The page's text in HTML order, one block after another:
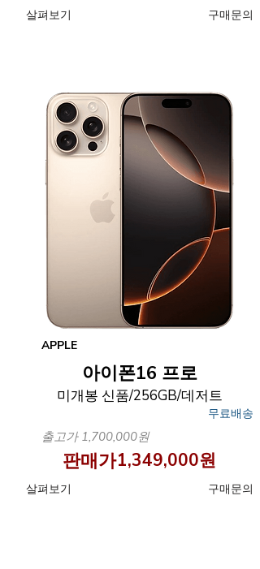
​살펴보기 구매문의
APPLE
아이폰16 프로
미개봉 신품/256GB/데저트
무료배송
출고가 1,700,000원
판매가1,349,000원
​살펴보기 구매문의